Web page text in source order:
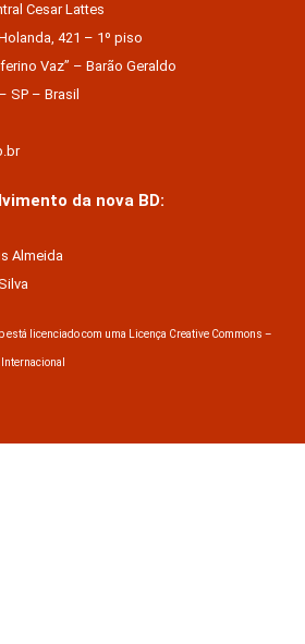
Cesar Lattes
421 – 1º piso
Vaz” – Barão Geraldo
SP – Brasil
da nova BD:
Almeida
licenciado com uma Licença Creative Commons –